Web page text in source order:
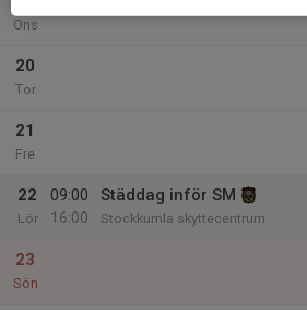
Ons
20
Tor
21
Fre
22
Lör
09:00
16:00
Städdag inför SM
Stockkumla skyttecentrum
23
Sön